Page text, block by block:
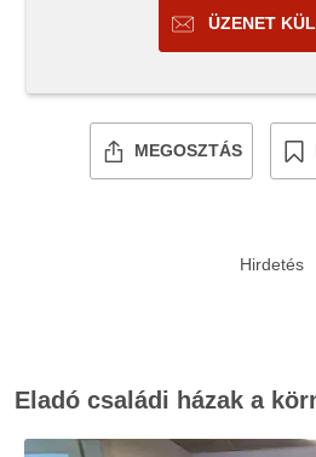
ÜZENET
MEGOSZTÁS
Eladó családi házak a